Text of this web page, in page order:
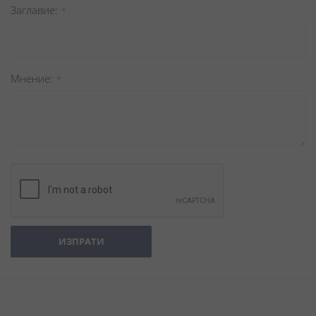
Заглавиe
Мнение
ИЗПРАТИ